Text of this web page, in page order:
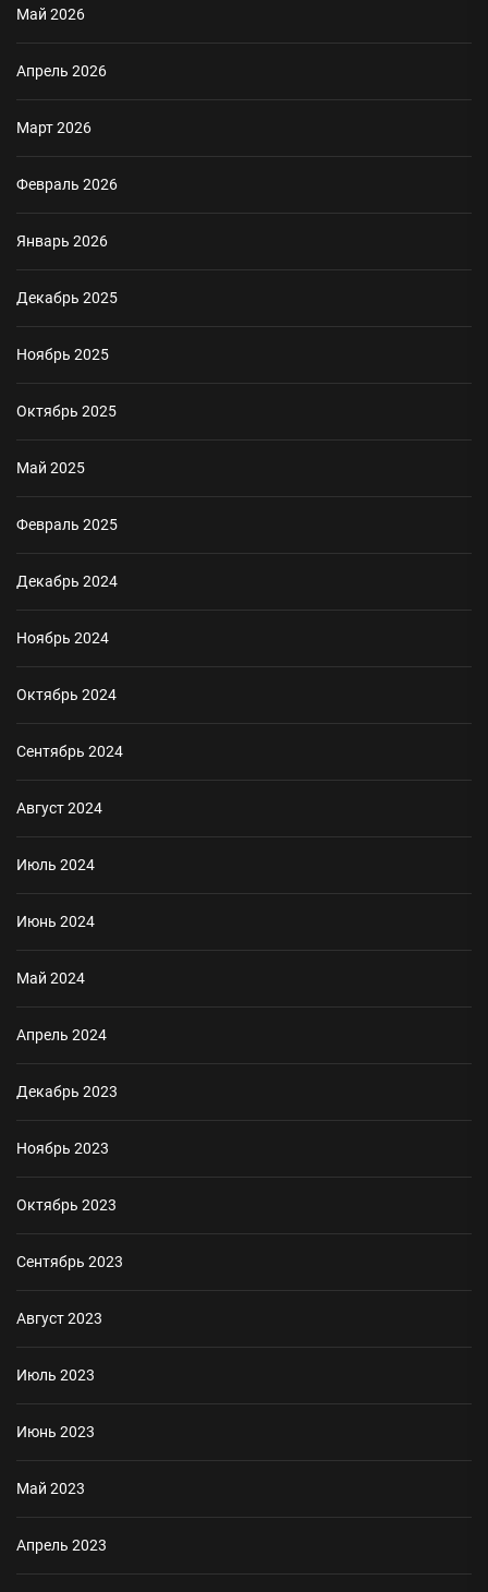
Май 2026
Апрель 2026
Март 2026
Февраль 2026
Январь 2026
Декабрь 2025
Ноябрь 2025
Октябрь 2025
Май 2025
Февраль 2025
Декабрь 2024
Ноябрь 2024
Октябрь 2024
Сентябрь 2024
Август 2024
Июль 2024
Июнь 2024
Май 2024
Апрель 2024
Декабрь 2023
Ноябрь 2023
Октябрь 2023
Сентябрь 2023
Август 2023
Июль 2023
Июнь 2023
Май 2023
Апрель 2023